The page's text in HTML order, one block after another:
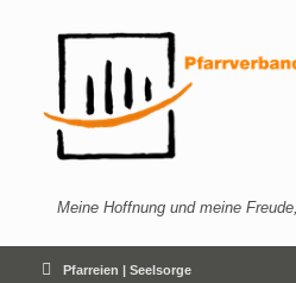
Meine Hoffnung und meine
Pfarreien | Seelsorge